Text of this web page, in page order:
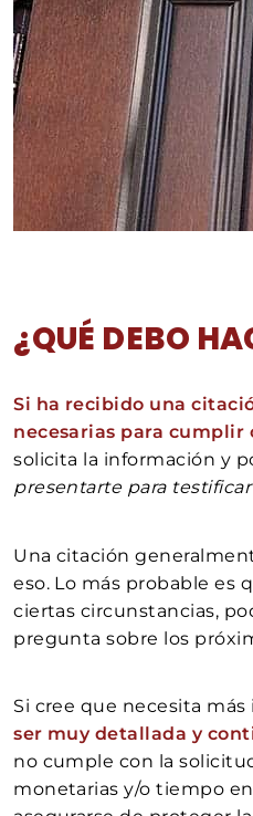
¿QUÉ DEBO
Si ha recibido una
necesarias para
solicita la información y
presentarte para
Una citación
eso. Lo más probable es
ciertas circunstancias,
pregunta sobre los
Si cree que necesita
ser muy detallada y
no cumple con la
monetarias y/o tiempo